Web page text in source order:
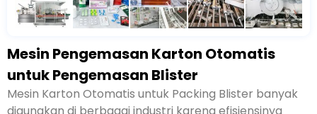
Mesin Pengemasan Karton Otomatis
untuk Pengemasan Blister
Mesin Karton Otomatis untuk Packing Blister banyak
digunakan di berbagai industri karena efisiensinya